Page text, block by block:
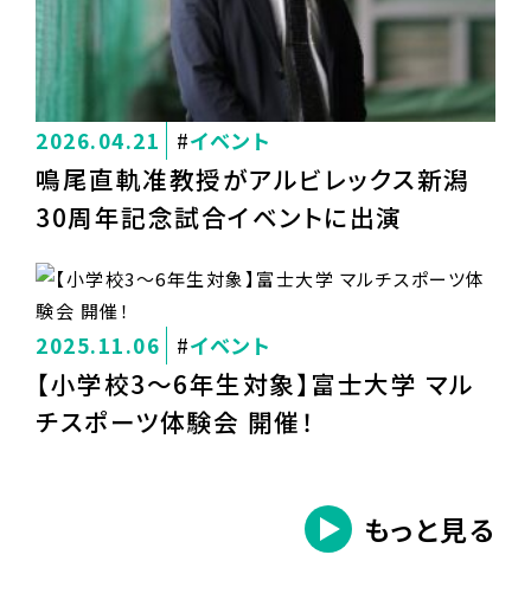
2026.04.21 イベント
鳴尾直軌准教授がアルビレックス新潟
30周年記念試合イベントに出演
2025.11.06 イベント
【小学校3～6年生対象】富士大学 マル
チスポーツ体験会 開催！
もっと見る